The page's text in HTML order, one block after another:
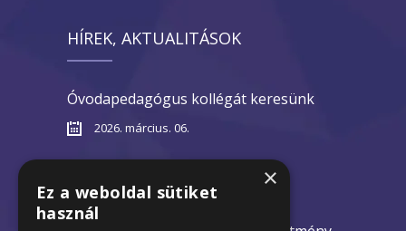
HÍREK, AKTUALITÁSOK
Óvodapedagógus kollégát keresünk
2026. március. 06.
Nyílt napok 2026
2026. február 10.
×
Ez a weboldal sütiket
használ